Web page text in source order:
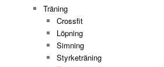
Träning
Crossfit
Löpning
Simning
Styrketräning